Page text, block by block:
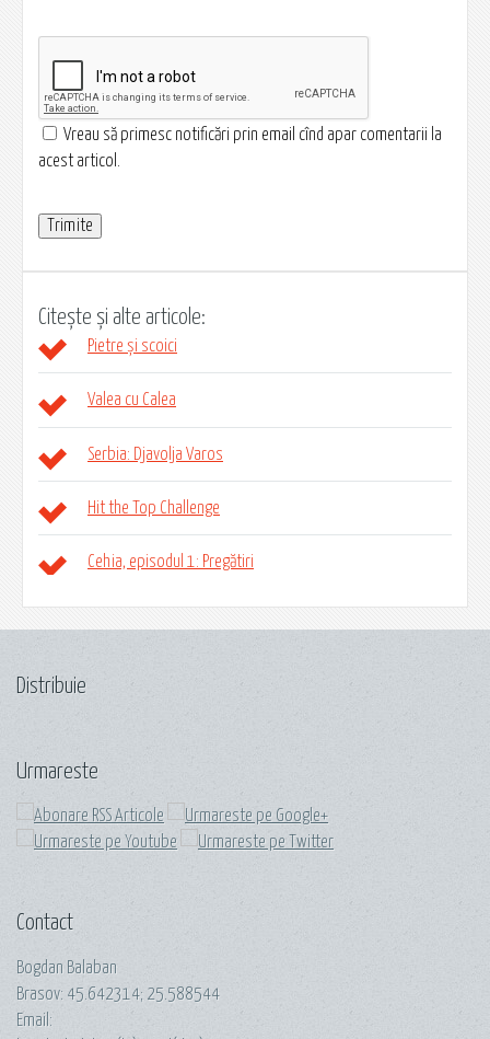
Vreau să primesc notificări prin email cînd apar comentarii la
acest articol.
Citește și alte articole:
Pietre și scoici
Valea cu Calea
Serbia: Djavolja Varos
Hit the Top Challenge
Cehia, episodul 1: Pregătiri
Distribuie
Urmareste
Contact
Bogdan Balaban
Brasov: 45.642314; 25.588544
Email: